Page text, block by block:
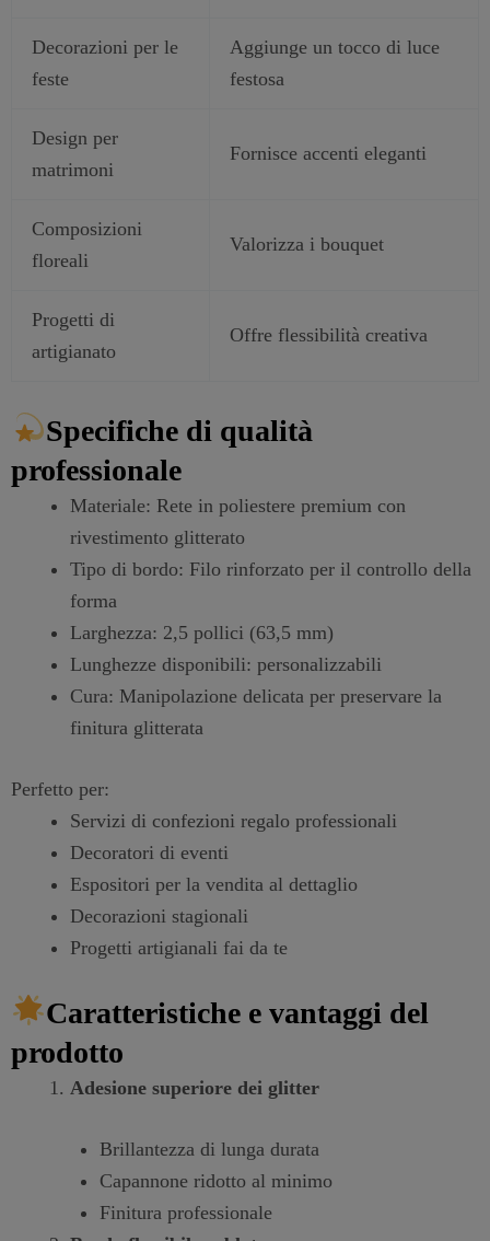
Decorazioni per le
feste
Aggiunge un tocco di luce
festosa
Design per
matrimoni
Fornisce accenti eleganti
Composizioni
floreali
Valorizza i bouquet
Progetti di
artigianato
Offre flessibilità creativa
Specifiche di qualità
professionale
Materiale: Rete in poliestere premium con
rivestimento glitterato
Tipo di bordo: Filo rinforzato per il controllo della
forma
Larghezza: 2,5 pollici (63,5 mm)
Lunghezze disponibili: personalizzabili
Cura: Manipolazione delicata per preservare la
finitura glitterata
Perfetto per:
Servizi di confezioni regalo professionali
Decoratori di eventi
Espositori per la vendita al dettaglio
Decorazioni stagionali
Progetti artigianali fai da te
Caratteristiche e vantaggi del
prodotto
Adesione superiore dei glitter
Brillantezza di lunga durata
Capannone ridotto al minimo
Finitura professionale